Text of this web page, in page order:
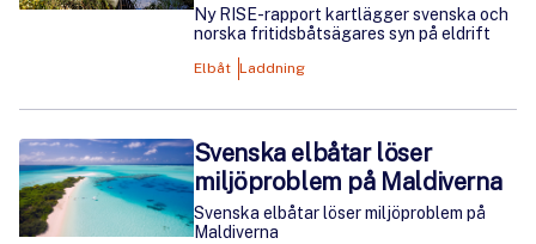
Ny RISE-rapport kartlägger svenska och
norska fritidsbåtsägares syn på eldrift
Elbåt Laddning
Svenska elbåtar löser
miljöproblem på Maldiverna
Svenska elbåtar löser miljöproblem på
Maldiverna